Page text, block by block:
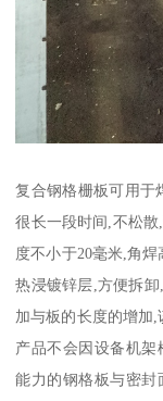
复合钢格栅板可用于
很长一段时间,不松
度不小于20毫米,角
热浸镀锌层,方便拆
加与板的长度的增加
产品不会因设备机
能力的钢格板与密封